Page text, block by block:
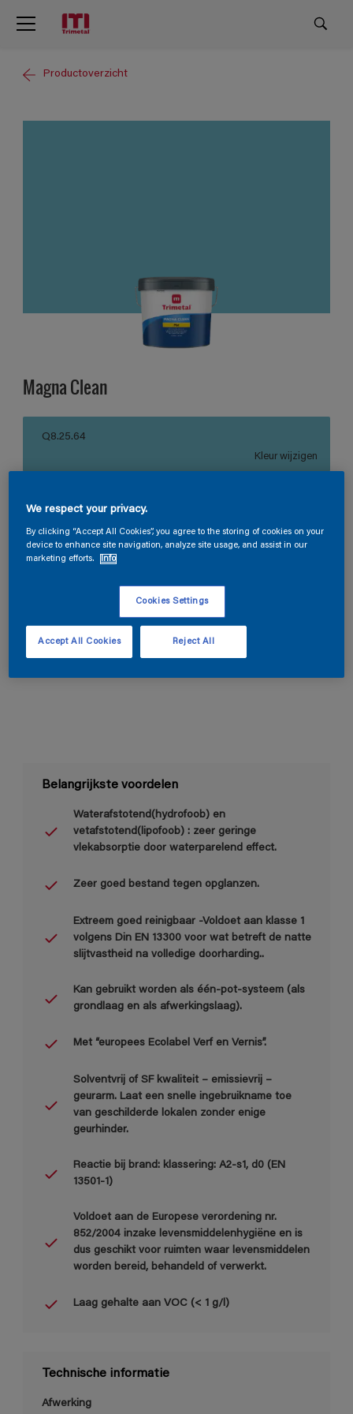
Productoverzicht
Magna Clean
Q8.25.64
Kleur wijzigen
1 L 10 L
Vind een verkooppunt
Belangrijkste voordelen
Waterafstotend(hydrofoob) en
vetafstotend(lipofoob) : zeer geringe
vlekabsorptie door waterparelend effect.
Zeer goed bestand tegen opglanzen.
Extreem goed reinigbaar -Voldoet aan klasse 1
volgens Din EN 13300 voor wat betreft de natte
slijtvastheid na volledige doorharding..
Kan gebruikt worden als één-pot-systeem (als
grondlaag en als afwerkingslaag).
Met “europees Ecolabel Verf en Vernis”.
Solventvrij of SF kwaliteit – emissievrij –
geurarm. Laat een snelle ingebruikname toe
van geschilderde lokalen zonder enige
geurhinder.
Reactie bij brand: klassering: A2-s1, d0 (EN
13501-1)
Voldoet aan de Europese verordening nr.
852/2004 inzake levensmiddelenhygiëne en is
dus geschikt voor ruimten waar levensmiddelen
worden bereid, behandeld of verwerkt.
Laag gehalte aan VOC (< 1 g/l)
Technische informatie
Afwerking
We respect your privacy.
By clicking “Accept All Cookies”, you agree to the storing of cookies on your
device to enhance site navigation, analyze site usage, and assist in our
marketing efforts.
Info
Cookies Settings
Reject All
Accept All Cookies